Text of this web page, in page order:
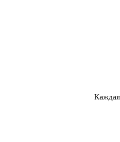
Каждая